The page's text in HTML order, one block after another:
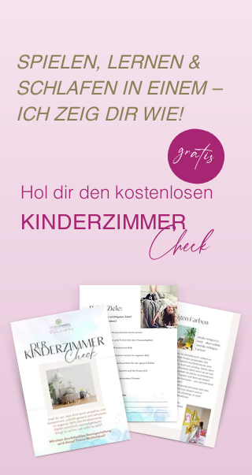
SPIELEN, LERNEN &
SCHLAFEN IN EINEM –
ICH ZEIG DIR WIE!
gratis
Hol dir den kostenlosen
Check
KINDERZIMMER